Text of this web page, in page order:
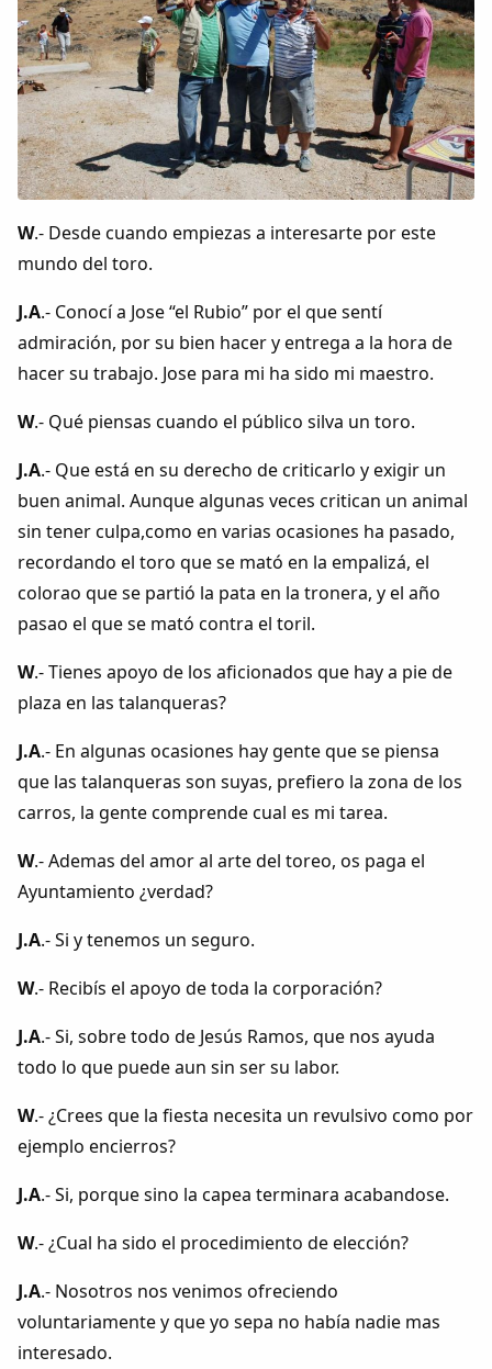
W.- Desde cuando empiezas a interesarte por este
mundo del toro.
J.A.- Conocí a Jose “el Rubio” por el que sentí
admiración, por su bien hacer y entrega a la hora de
hacer su trabajo. Jose para mi ha sido mi maestro.
W.- Qué piensas cuando el público silva un toro.
J.A.- Que está en su derecho de criticarlo y exigir un
buen animal. Aunque algunas veces critican un animal
sin tener culpa,como en varias ocasiones ha pasado,
recordando el toro que se mató en la empalizá, el
colorao que se partió la pata en la tronera, y el año
pasao el que se mató contra el toril.
W.- Tienes apoyo de los aficionados que hay a pie de
plaza en las talanqueras?
J.A.- En algunas ocasiones hay gente que se piensa
que las talanqueras son suyas, prefiero la zona de los
carros, la gente comprende cual es mi tarea.
W.- Ademas del amor al arte del toreo, os paga el
Ayuntamiento ¿verdad?
J.A.- Si y tenemos un seguro.
W.- Recibís el apoyo de toda la corporación?
J.A.- Si, sobre todo de Jesús Ramos, que nos ayuda
todo lo que puede aun sin ser su labor.
W.- ¿Crees que la fiesta necesita un revulsivo como por
ejemplo encierros?
J.A.- Si, porque sino la capea terminara acabandose.
W.- ¿Cual ha sido el procedimiento de elección?
J.A.- Nosotros nos venimos ofreciendo
voluntariamente y que yo sepa no había nadie mas
interesado.